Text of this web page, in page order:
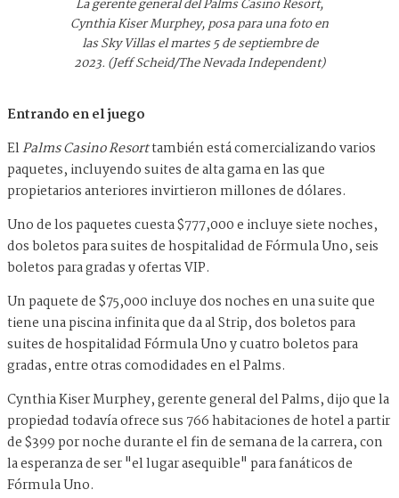
La gerente general del Palms Casino Resort,
Cynthia Kiser Murphey, posa para una foto en
las Sky Villas el martes 5 de septiembre de
2023. (Jeff Scheid/The Nevada Independent)
Entrando en el juego
ElPalms Casino Resorttambién está comercializando varios
paquetes, incluyendo suites de alta gama en las que
propietarios anteriores invirtieron millones de dólares.
Uno de los paquetes cuesta $777,000 e incluye siete noches,
dos boletos para suites de hospitalidad de Fórmula Uno, seis
boletos para gradas y ofertas VIP.
Un paquete de $75,000 incluye dos noches en una suite que
tiene una piscina infinita que da al Strip, dos boletos para
suites de hospitalidad Fórmula Uno y cuatro boletos para
gradas, entre otras comodidades en el Palms.
Cynthia Kiser Murphey, gerente general del Palms, dijo que la
propiedad todavía ofrece sus 766 habitaciones de hotel a partir
de $399 por noche durante el fin de semana de la carrera, con
la esperanza de ser "el lugar asequible" para fanáticos de
Fórmula Uno.